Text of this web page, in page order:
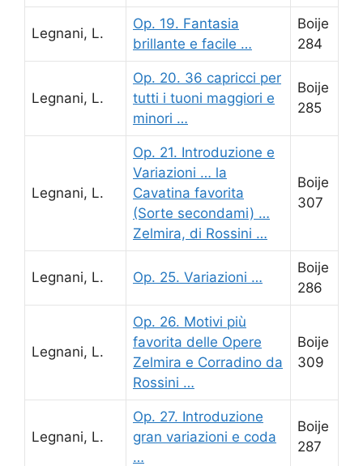
Legnani, L.
Op. 19. Fantasia
brillante e facile …
Boije
284
Legnani, L.
Op. 20. 36 capricci per
tutti i tuoni maggiori e
minori …
Boije
285
Legnani, L.
Op. 21. Introduzione e
Variazioni … la
Cavatina favorita
(Sorte secondami) …
Zelmira, di Rossini …
Boije
307
Legnani, L. Op. 25. Variazioni …
Boije
286
Legnani, L.
Op. 26. Motivi più
favorita delle Opere
Zelmira e Corradino da
Rossini …
Boije
309
Legnani, L.
Op. 27. Introduzione
gran variazioni e coda
…
Boije
287